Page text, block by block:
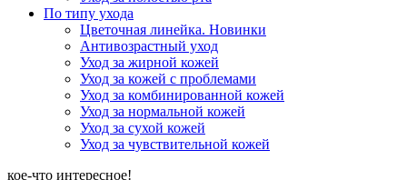
По типу ухода
Цветочная линейка. Новинки
Антивозрастный уход
Уход за жирной кожей
Уход за кожей с проблемами
Уход за комбинированной кожей
Уход за нормальной кожей
Уход за сухой кожей
Уход за чувствительной кожей
кое-что интересное!